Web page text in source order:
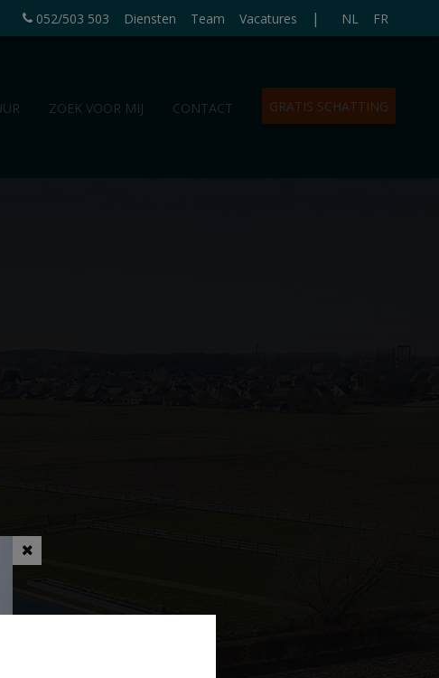
052/503 503 Diensten Team Vacatures | NL FR
ZOEK VOOR MIJ CONTACT GRATIS SCHATTING